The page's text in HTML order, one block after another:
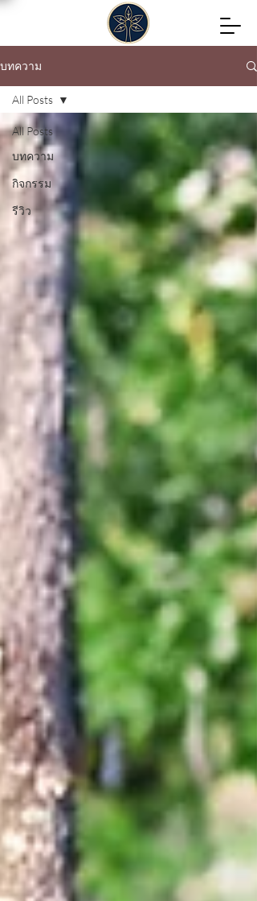
บทความ
All Posts
บทความ
กิจกรรม
รีวิว
All Posts